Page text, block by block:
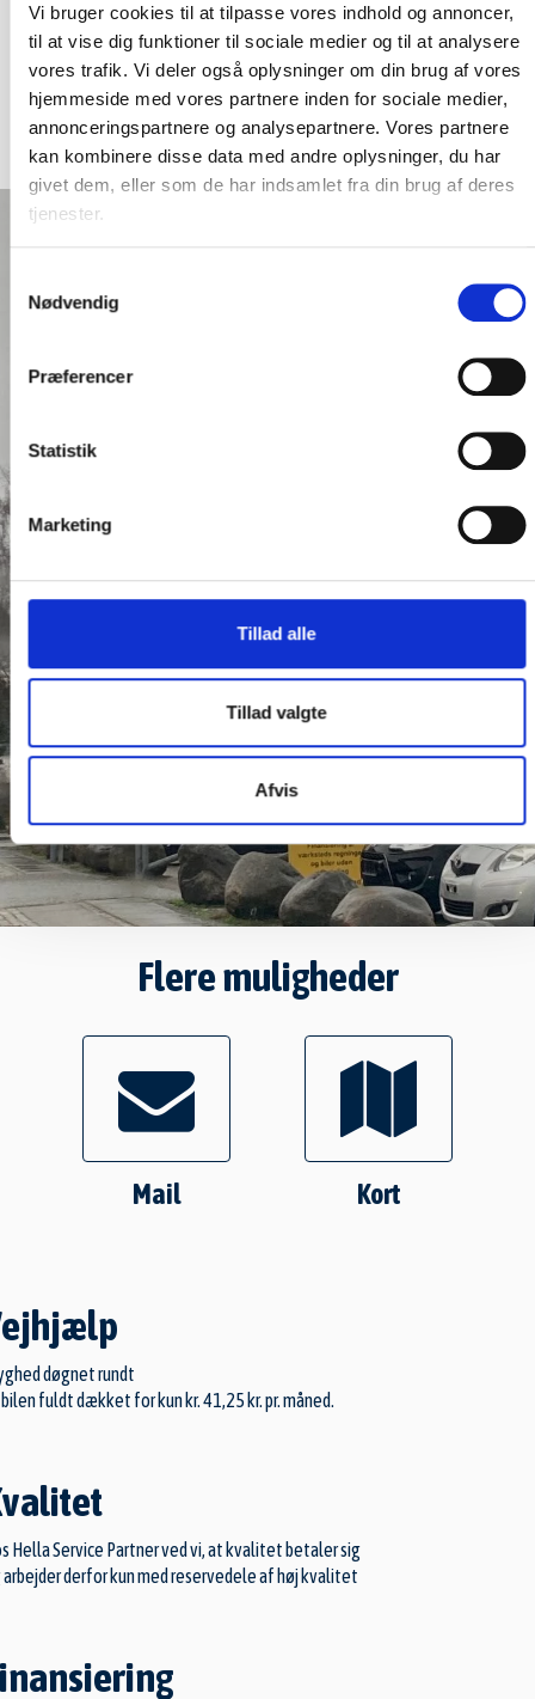
Vi bruger cookies til at tilpasse vores indhold og annoncer,
til at vise dig funktioner til sociale medier og til at analysere
vores trafik. Vi deler også oplysninger om din brug af vores
hjemmeside med vores partnere inden for sociale medier,
annonceringspartnere og analysepartnere. Vores partnere
kan kombinere disse data med andre oplysninger, du har
givet dem, eller som de har indsamlet fra din brug af deres
tjenester.
Nødvendig
Præferencer
Statistik
Marketing
Tillad alle
Tillad valgte
Afvis
Tirsdag: 08:00-16:00
Onsdag: 08:00-16:00
Torsdag: 08:00-16:00
Fredag: 08:00-12:00
Flere muligheder
Mail Kort
døgnet rundt
bilen fuldt dækket for kun kr. 41,25 kr. pr. måned.
Hella Service Partner ved vi, at kvalitet betaler sig
arbejder derfor kun med reservedele af høj kvalitet